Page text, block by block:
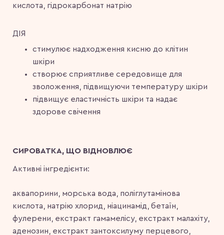
кислота, гідрокарбонат натрію
ДІЯ
стимулює надходження кисню до клітин
шкіри
створює сприятливе середовище для
зволоження, підвищуючи температуру шкіри
підвищує еластичність шкіри та надає
здорове свічення
СИРОВАТКА, ЩО ВІДНОВЛЮЄ
Активні інгредієнти:
аквапорини, морська вода, поліглутамінова
кислота, натрію хлорид, ніацинамід, бетаїн,
фулерени, екстракт гамамелісу, екстракт малахіту,
аденозин, екстракт зантоксилуму перцевого,